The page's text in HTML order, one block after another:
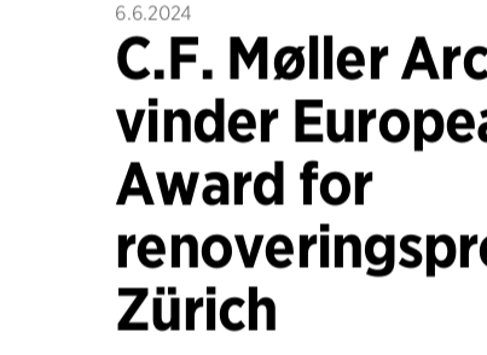
6.6.2024
C.F. Møller
vinder
Award for
Zürich